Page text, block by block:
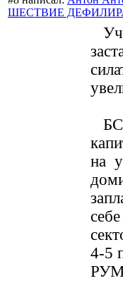
ШЕСТВИЕ
на
4-5